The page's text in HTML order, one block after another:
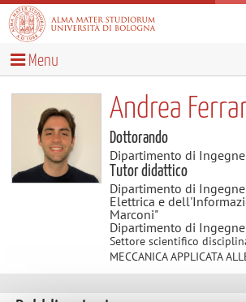
Menu
Andrea
Dottorando
Dipartimento di
Tutor didattico
Dipartimento di
Elettrica e
Marconi"
Dipartimento di
Settore scientifico
MECCANICA APPLICATA